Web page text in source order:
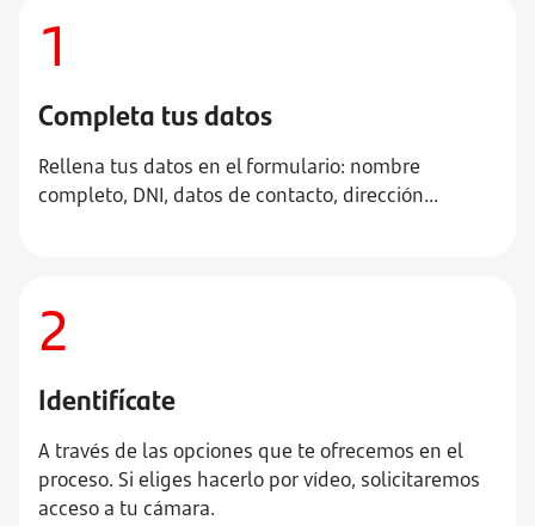
1
Completa tus datos
Rellena tus datos en el formulario: nombre
completo, DNI, datos de contacto, dirección...
2
Identifícate
A través de las opciones que te ofrecemos en el
proceso. Si eliges hacerlo por vídeo, solicitaremos
acceso a tu cámara.